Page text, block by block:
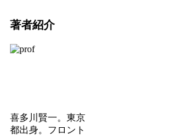
著者紹介
喜多川賢一。東京
都出身。フロント